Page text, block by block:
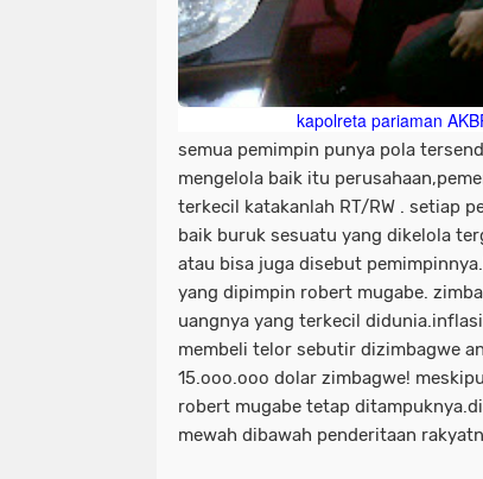
kapolreta pariaman
semua pemimpin punya pola
mengelola baik itu
terkecil katakanlah RT/RW . setiap
baik buruk sesuatu yang dikelola
atau bisa juga disebut
yang dipimpin robert mugabe.
uangnya yang terkecil
membeli telor sebutir dizimbagwe
15.ooo.ooo dolar zimbagwe!
robert mugabe tetap
mewah dibawah penderitaan